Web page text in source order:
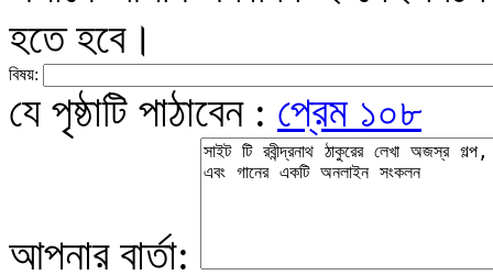
হতে হবে।
বিষয়:
যে পৃষ্ঠাটি পাঠাবেন : প্রেম ১০৮
আপনার বার্তা: